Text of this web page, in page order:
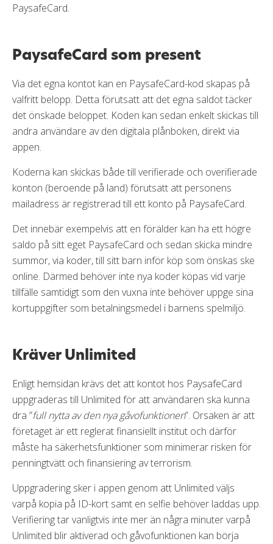
PaysafeCard.
PaysafeCard som present
Via det egna kontot kan en PaysafeCard-kod skapas på
valfritt belopp. Detta förutsatt att det egna saldot täcker
det önskade beloppet. Koden kan sedan enkelt skickas till
andra användare av den digitala plånboken, direkt via
appen.
Koderna kan skickas både till verifierade och overifierade
konton (beroende på land) förutsatt att personens
mailadress är registrerad till ett konto på PaysafeCard.
Det innebär exempelvis att en förälder kan ha ett högre
saldo på sitt eget PaysafeCard och sedan skicka mindre
summor, via koder, till sitt barn inför köp som önskas ske
online. Därmed behöver inte nya koder köpas vid varje
tillfälle samtidigt som den vuxna inte behöver uppge sina
kortuppgifter som betalningsmedel i barnens spelmiljö.
Kräver Unlimited
Enligt hemsidan krävs det att kontot hos PaysafeCard
uppgraderas till Unlimited för att användaren ska kunna
dra ”full nytta av den nya gåvofunktionen”. Orsaken är att
företaget är ett reglerat finansiellt institut och därför
måste ha säkerhetsfunktioner som minimerar risken för
penningtvätt och finansiering av terrorism.
Uppgradering sker i appen genom att Unlimited väljs
varpå kopia på ID-kort samt en selfie behöver laddas upp.
Verifiering tar vanligtvis inte mer än några minuter varpå
Unlimited blir aktiverad och gåvofunktionen kan börja